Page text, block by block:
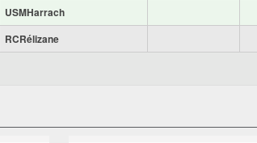
USMHarrach
RCRélizane